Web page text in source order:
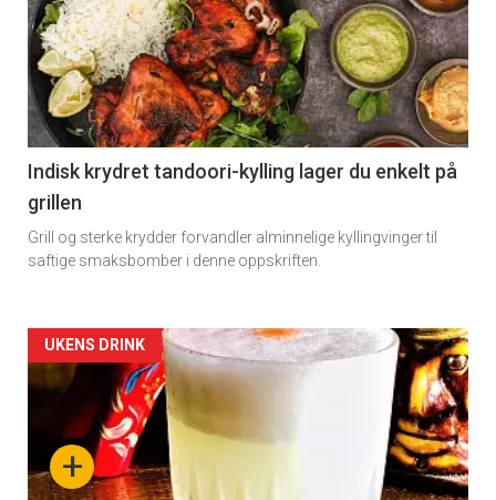
detail
-
section
11
Indisk krydret tandoori-kylling lager du enkelt på
grillen
Grill og sterke krydder forvandler alminnelige kyllingvinger til
saftige smaksbomber i denne oppskriften.
Artikler
detail
section
+
UKENS DRINK